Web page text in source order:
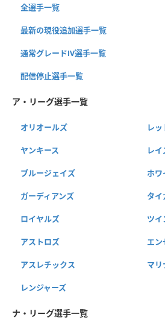
全選手一覧
最新の現役追加選手一覧
通常グレードⅣ選手一覧
配信停止選手一覧
ア・リーグ選手一覧
オリオールズ レ
ヤンキース レイ
ブルージェイズ ホワ
ガーディアンズ タイ
ロイヤルズ ツイ
アストロズ エン
アスレチックス マリ
レンジャーズ
ナ・リーグ選手一覧